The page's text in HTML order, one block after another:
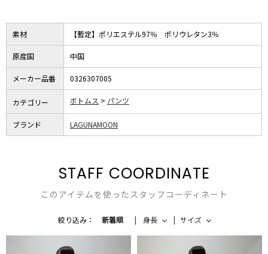
素材 【暫定】ポリエステル97％ ポリウレタン3％
原産国 中国
メーカー品番 0326307005
カテゴリー ボトムス パンツ
ブランド LAGUNAMOON
STAFF COORDINATE
このアイテムを使ったスタッフコーディネート
絞り込み： 新着順 身長 サイズ